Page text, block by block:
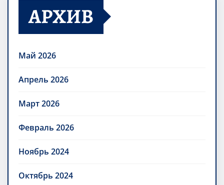
АРХИВ
Май 2026
Апрель 2026
Март 2026
Февраль 2026
Ноябрь 2024
Октябрь 2024